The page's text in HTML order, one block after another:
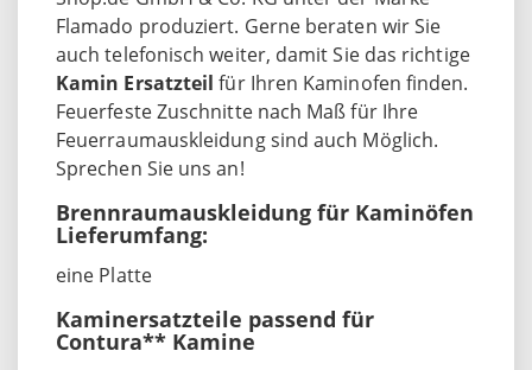
Flamado produziert. Gerne beraten wir Sie
auch telefonisch weiter, damit Sie das richtige
Kamin Ersatzteil für Ihren Kaminofen finden.
Feuerfeste Zuschnitte nach Maß für Ihre
Feuerraumauskleidung sind auch Möglich.
Sprechen Sie uns an!
Brennraumauskleidung für Kaminöfen
Lieferumfang:
eine Platte
Kaminersatzteile passend für
Contura** Kamine